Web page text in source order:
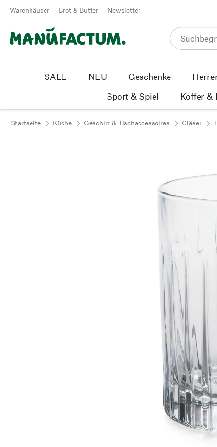
Zum Inhalt springen
Warenhäuser Brot & Butter Newsletter
SALE NEU Geschenke
Sport & Spiel
Koffer &
Startseite Küche Geschirr & Tischaccessoires Gläser